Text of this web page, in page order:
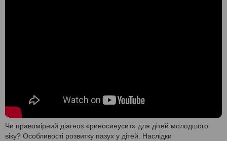
Чи правомірний діагноз «‎риносинусит» для дітей молодшого
віку?‎ Особливості розвитку пазух у дітей. Наслідки